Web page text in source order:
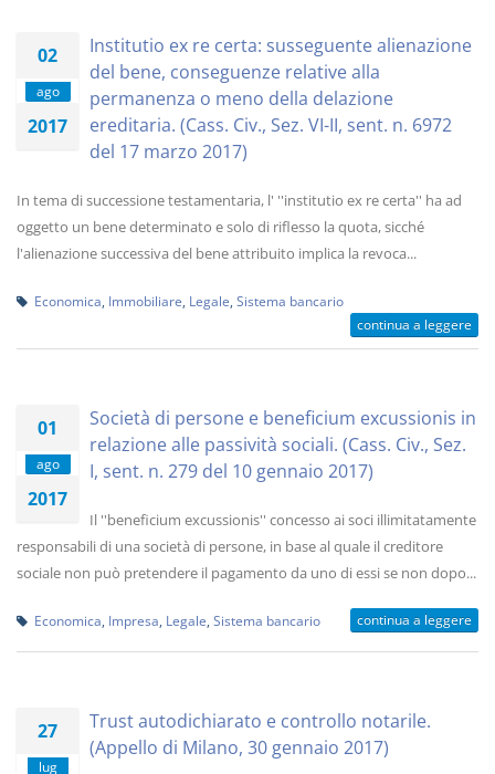
02
ago
2017
Institutio ex re certa: susseguente alienazione
del bene, conseguenze relative alla
permanenza o meno della delazione
ereditaria. (Cass. Civ., Sez. VI-II, sent. n. 6972
del 17 marzo 2017)
In tema di successione testamentaria, l' ''institutio ex re certa'' ha ad
oggetto un bene determinato e solo di riflesso la quota, sicché
l'alienazione successiva del bene attribuito implica la revoca...
Economica Immobiliare Legale Sistema bancario
continua a leggere
01
ago
2017
Società di persone e beneficium excussionis in
relazione alle passività sociali. (Cass. Civ., Sez.
I, sent. n. 279 del 10 gennaio 2017)
Il ''beneficium excussionis'' concesso ai soci illimitatamente
responsabili di una società di persone, in base al quale il creditore
sociale non può pretendere il pagamento da uno di essi se non dopo...
Economica Impresa Legale Sistema bancario continua a leggere
27
lug
Trust autodichiarato e controllo notarile.
(Appello di Milano, 30 gennaio 2017)